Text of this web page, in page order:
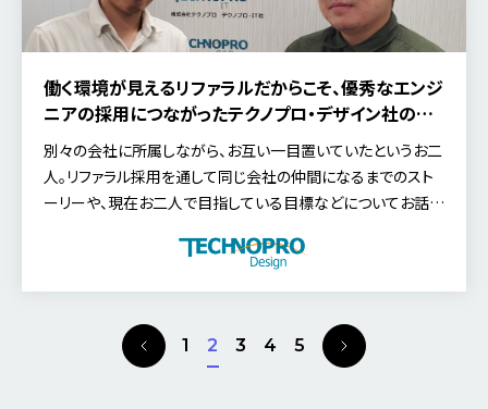
働く環境が見えるリファラルだからこそ、優秀なエンジ
ニアの採用につながった――テクノプロ・デザイン社の採
用ストーリー
別々の会社に所属しながら、お互い一目置いていたというお二
人。リファラル採用を通して同じ会社の仲間になるまでのスト
ーリーや、現在お二人で目指している目標などについてお話し
P
r
1 2 3 4 5
N
e